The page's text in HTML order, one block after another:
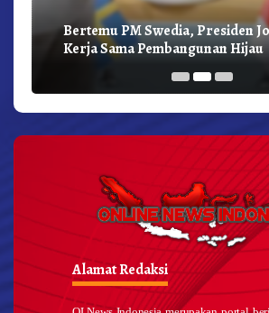
Bertemu PM Swedia, Presiden
Kerja Sama Pembangunan Hijau
Alamat Redaksi